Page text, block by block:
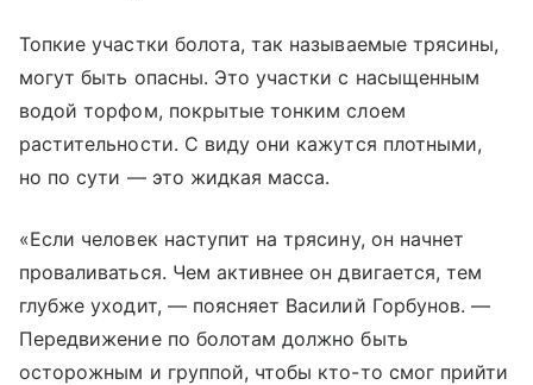
Топкие участки болота, так называемые трясины,
могут быть опасны. Это участки с насыщенным
водой торфом, покрытые тонким слоем
растительности. С виду они кажутся плотными,
но по сути — это жидкая масса.
«Если человек наступит на трясину, он начнет
проваливаться. Чем активнее он двигается, тем
глубже уходит, — поясняет Василий Горбунов. ―
Передвижение по болотам должно быть
осторожным и группой, чтобы кто-то смог прийти